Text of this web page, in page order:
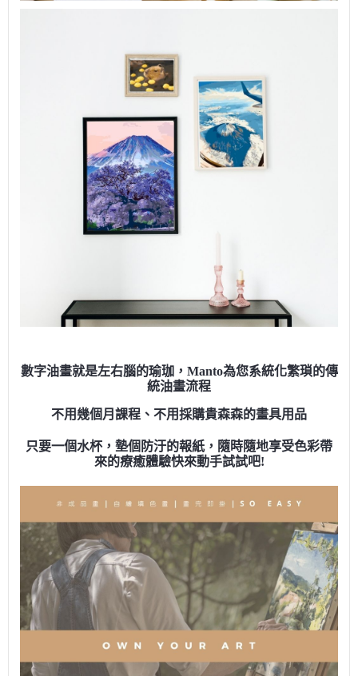
數字油畫就是左右腦的瑜珈，Manto為您系統化繁瑣的傳
統油畫流程
不用幾個月課程、不用採購貴森森的畫具用品
只要一個水杯，墊個防汙的報紙，隨時隨地享受色彩帶
來的療癒體驗快來動手試試吧!